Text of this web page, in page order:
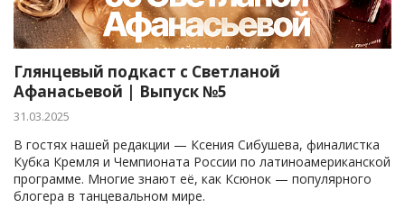
Глянцевый подкаст с Светланой
Афанасьевой | Выпуск №5
31.03.2025
В гостях нашей редакции — Ксения Сибушева, финалистка
Кубка Кремля и Чемпионата России по латиноамериканской
программе. Многие знают её, как Ксюнок — популярного
блогера в танцевальном мире.